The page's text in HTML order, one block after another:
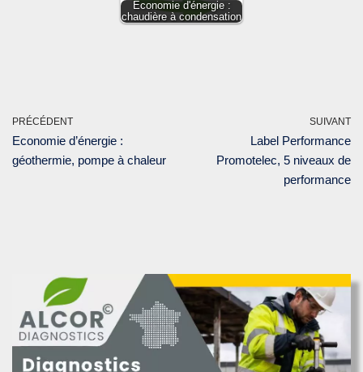
Economie d'énergie :
chaudière à condensation
PRÉCÉDENT
Economie d’énergie :
géothermie, pompe à chaleur
SUIVANT
Label Performance
Promotelec, 5 niveaux de
performance